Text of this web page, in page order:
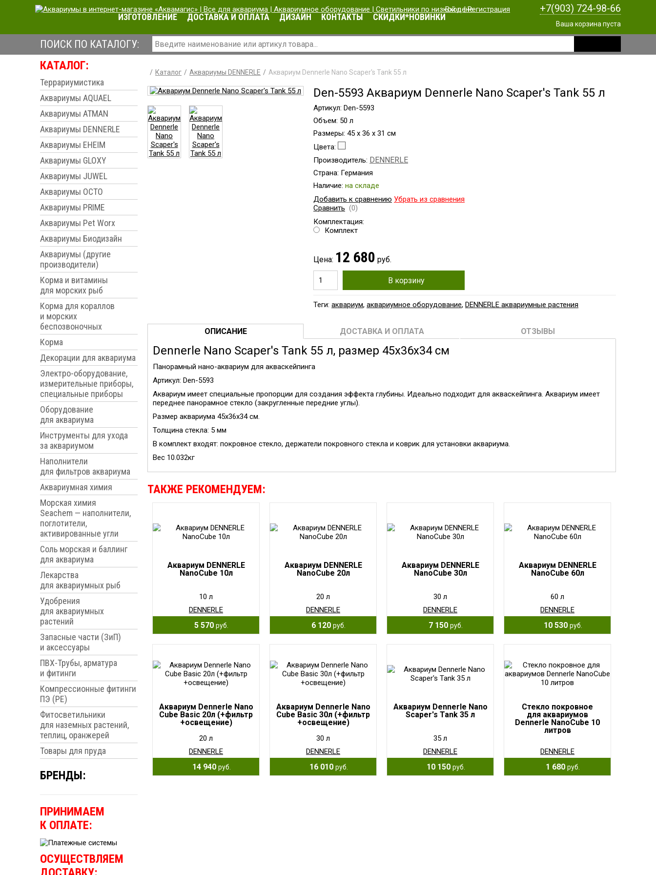
Вход|Регистрация +7(903) 724-98-66
Ваша корзина пуста
ИЗГОТОВЛЕНИЕ ДОСТАВКА И ОПЛАТА ДИЗАЙН КОНТАКТЫ СКИДКИ*НОВИНКИ
ПОИСК ПО КАТАЛОГУ:
КАТАЛОГ:
Террариумистика
Аквариумы AQUAEL
Аквариумы ATMAN
Аквариумы DENNERLE
Аквариумы EHEIM
Аквариумы GLOXY
Аквариумы JUWEL
Аквариумы OCTO
Аквариумы PRIME
Аквариумы Pet Worx
Аквариумы Биодизайн
Аквариумы (другие
производители)
Корма и витамины
для морских рыб
Корма для кораллов
и морских
беспозвоночных
Корма
Декорации для аквариума
Электро-оборудование,
измерительные приборы,
специальные приборы
Оборудование
для аквариума
Инструменты для ухода
за аквариумом
Наполнители
для фильтров аквариума
Аквариумная химия
Морская химия
Seachem — наполнители,
поглотители,
активированные угли
Соль морская и баллинг
для аквариума
Лекарства
для аквариумных рыб
Удобрения
для аквариумных
растений
Запасные части (ЗиП)
и аксессуары
ПВХ-Трубы, арматура
и фитинги
Компрессионные фитинги
ПЭ (PE)
Фитосветильники
для наземных растений,
теплиц, оранжерей
Товары для пруда
БРЕНДЫ:
ПРИНИМАЕМ
К ОПЛАТЕ:
ОСУЩЕСТВЛЯЕМ
Каталог Аквариумы DENNERLE Аквариум Dennerle Nano Scaper's Tank 55 л
Den-5593 Аквариум Dennerle Nano Scaper's Tank 55 л
Артикул: Den-5593
Объем: 50 л
Размеры: 45 x 36 x 31 см
Цвета:
Производитель: DENNERLE
Страна: Германия
Наличие: на складе
Добавить к сравнению Убрать из сравнения
Сравнить (0)
Комплектация:
Комплект
Цена: 12 680 руб.
В корзину
Теги: аквариум, аквариумное оборудование, DENNERLE аквариумные растения
ОПИСАНИЕ ДОСТАВКА И ОПЛАТА ОТЗЫВЫ
Dennerle Nano Scaper's Tank 55 л, размер 45х36х34 см
Панорамный нано-аквариум для акваскейпинга
Артикул: Den-5593
Аквариум имеет специальные пропорции для создания эффекта глубины. Идеально подходит для акваскейпинга. Аквариум имеет
переднее панорамное стекло (закругленные передние углы).
Размер аквариума 45х36х34 см.
Толщина стекла: 5 мм
В комплект входят: покровное стекло, держатели покровного стекла и коврик для установки аквариума.
Вес 10.032кг
ТАКЖЕ РЕКОМЕНДУЕМ:
Аквариум DENNERLE
NanoCube 10л
10 л
DENNERLE
5 570 руб.
Аквариум DENNERLE
NanoCube 20л
20 л
DENNERLE
6 120 руб.
Аквариум DENNERLE
NanoCube 30л
30 л
DENNERLE
7 150 руб.
Аквариум DENNERLE
NanoCube 60л
60 л
DENNERLE
10 530 руб.
Аквариум Dennerle Nano
Cube Basic 20л (+фильтр
+освещение)
20 л
DENNERLE
14 940 руб.
Аквариум Dennerle Nano
Cube Basic 30л (+фильтр
+освещение)
30 л
DENNERLE
16 010 руб.
Аквариум Dennerle Nano
Scaper's Tank 35 л
35 л
DENNERLE
10 150 руб.
Стекло покровное
для аквариумов
Dennerle NanoCube 10
литров
DENNERLE
1 680 руб.